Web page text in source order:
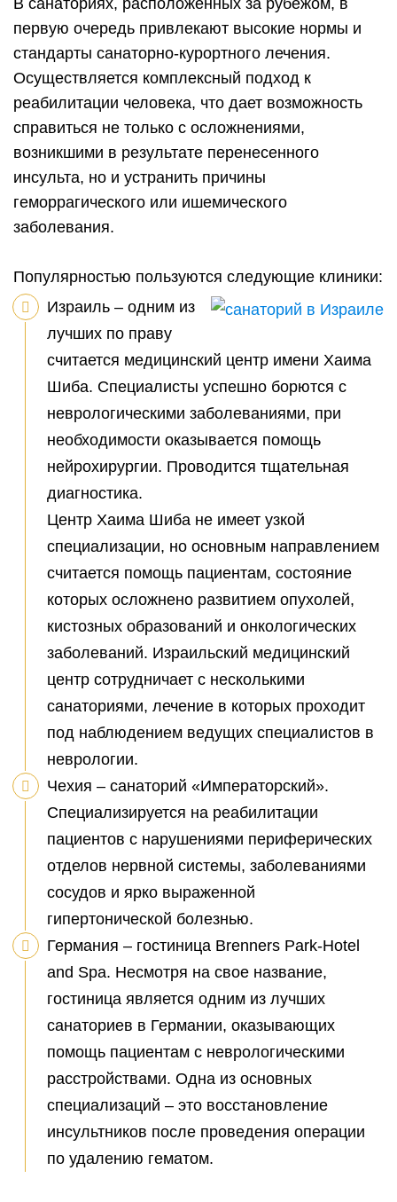
В санаториях, расположенных за рубежом, в
первую очередь привлекают высокие нормы и
стандарты санаторно-курортного лечения.
Осуществляется комплексный подход к
реабилитации человека, что дает возможность
справиться не только с осложнениями,
возникшими в результате перенесенного
инсульта, но и устранить причины
геморрагического или ишемического
заболевания.
Популярностью пользуются следующие клиники:
Израиль – одним из
лучших по праву
считается медицинский центр имени Хаима
Шиба. Специалисты успешно борются с
неврологическими заболеваниями, при
необходимости оказывается помощь
нейрохирургии. Проводится тщательная
диагностика.
Центр Хаима Шиба не имеет узкой
специализации, но основным направлением
считается помощь пациентам, состояние
которых осложнено развитием опухолей,
кистозных образований и онкологических
заболеваний. Израильский медицинский
центр сотрудничает с несколькими
санаториями, лечение в которых проходит
под наблюдением ведущих специалистов в
неврологии.
Чехия – санаторий «Императорский».
Специализируется на реабилитации
пациентов с нарушениями периферических
отделов нервной системы, заболеваниями
сосудов и ярко выраженной
гипертонической болезнью.
Германия – гостиница Brenners Park-Hotel
and Spa. Несмотря на свое название,
гостиница является одним из лучших
санаториев в Германии, оказывающих
помощь пациентам с неврологическими
расстройствами. Одна из основных
специализаций – это восстановление
инсультников после проведения операции
по удалению гематом.